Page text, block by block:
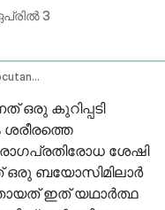
3
Adalimumab Aacf Subcutaneous Route
കുറിപ്പടി
ശേഷി
ഒരു ബയോസിമിലാർ
ഇത് യഥാർത്ഥ